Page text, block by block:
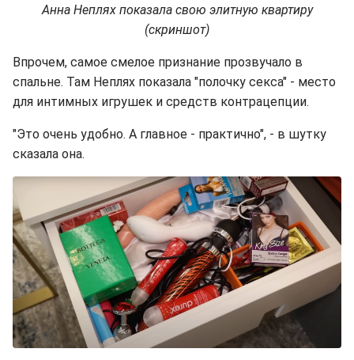
Анна Неплях показала свою элитную квартиру
(скриншот)
Впрочем, самое смелое признание прозвучало в
спальне. Там Неплях показала "полочку секса" - место
для интимных игрушек и средств контрацепции.
"Это очень удобно. А главное - практично", - в шутку
сказала она.